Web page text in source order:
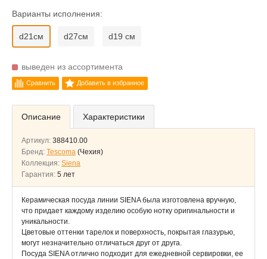
Варианты исполнения:
d21см d27см d19 см
выведен из ассортимента
Сравнить Добавить в избранное
Описание Характеристики
Артикул: 388410.00
Бренд: Tescoma (Чехия)
Коллекция: Siena
Гарантия: 5 лет
Керамическая посуда линии SIENA была изготовлена вручную,
что придает каждому изделию особую нотку оригинальности и
уникальности.
Цветовые оттенки тарелок и поверхность, покрытая глазурью,
могут незначительно отличаться друг от друга.
Посуда SIENA отлично подходит для ежедневной сервировки, ее